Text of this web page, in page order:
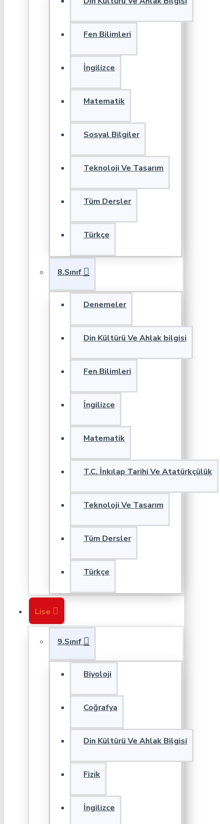
Fen Bilimleri
İngilizce
Matematik
Sosyal Bilgiler
Teknoloji Ve Tasarım
Tüm Dersler
Türkçe
8.Sınıf
Denemeler
Din Kültürü Ve Ahlak bilgisi
Fen Bilimleri
İngilizce
Matematik
T.C. İnkılap Tarihi Ve Atatürkçülük
Teknoloji Ve Tasarım
Tüm Dersler
Türkçe
Lise
9.Sınıf
Biyoloji
Coğrafya
Din Kültürü Ve Ahlak Bilgisi
Fizik
İngilizce